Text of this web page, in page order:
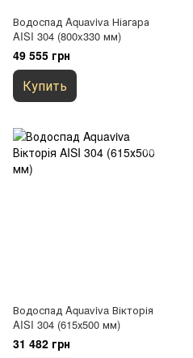
Водоспад Aquaviva Ніагара
AISI 304 (800x330 мм)
49 555 грн
Купить
Водоспад Aquaviva Вікторія
AISI 304 (615х500 мм)
31 482 грн